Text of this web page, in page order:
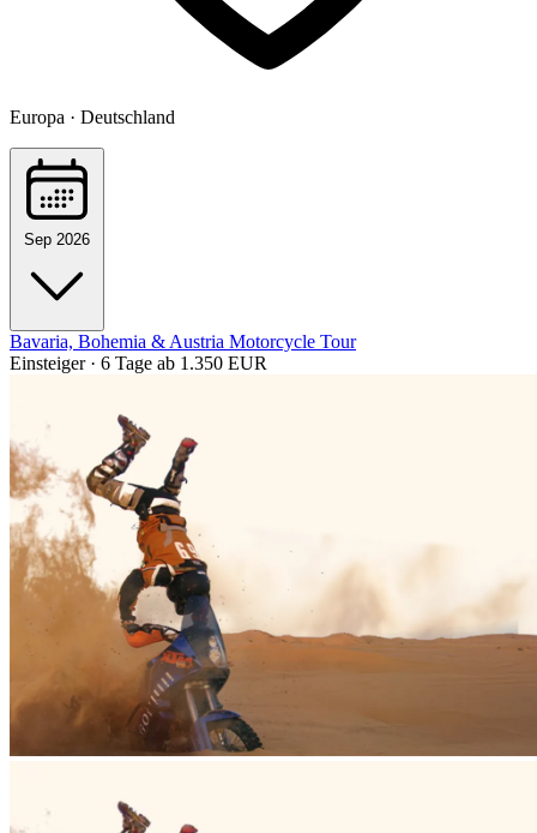
Europa · Deutschland
Sep 2026
Bavaria, Bohemia & Austria Motorcycle Tour
Einsteiger · 6 Tage ab 1.350 EUR